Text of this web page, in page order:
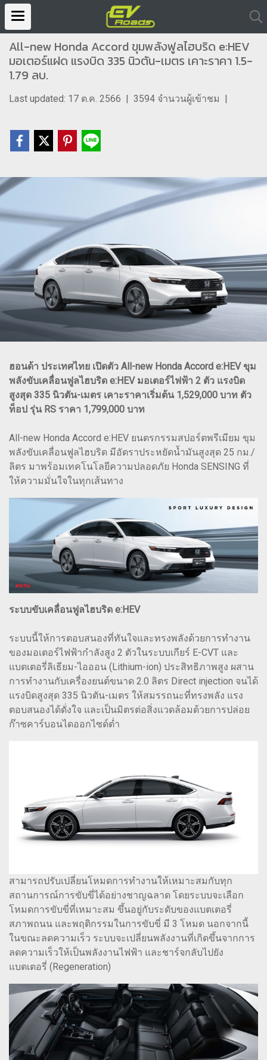
All-new Honda Accord ขุมพลังฟูลไฮบริด e:HEV
มอเตอร์แฝด แรงบิด 335 นิวตัน-เมตร เคาะราคา 1.5-
1.79 ลบ.
Last updated: 17 ต.ค. 2566 | 3594 จำนวนผู้เข้าชม |
ฮอนด้า ประเทศไทย เปิดตัว All-new Honda Accord e:HEV ขุม
พลังขับเคลื่อนฟูลไฮบริด e:HEV มอเตอร์ไฟฟ้า 2 ตัว แรงบิด
สูงสุด 335 นิวตัน-เมตร เคาะราคาเริ่มต้น 1,529,000 บาท ตัว
ท็อป รุ่น RS ราคา 1,799,000 บาท
All-new Honda Accord e:HEV ยนตรกรรมสปอร์ตพรีเมียม ขุม
พลังขับเคลื่อนฟูลไฮบริด มีอัตราประหยัดน้ำมันสูงสุด 25 กม./
ลิตร มาพร้อมเทคโนโลยีความปลอดภัย Honda SENSING ที่
ให้ความมั่นใจในทุกเส้นทาง
ระบบขับเคลื่อนฟูลไฮบริด e:HEV
ระบบนี้ให้การตอบสนองที่ทันใจและทรงพลังด้วยการทำงาน
ของมอเตอร์ไฟฟ้ากำลังสูง 2 ตัวในระบบเกียร์ E-CVT และ
แบตเตอรี่ลิเธียม-ไอออน (Lithium-ion) ประสิทธิภาพสูง ผสาน
การทำงานกับเครื่องยนต์ขนาด 2.0 ลิตร Direct injection จนได้
แรงบิดสูงสุด 335 นิวตัน-เมตร ให้สมรรถนะที่ทรงพลัง แรง
ตอบสนองได้ดั่งใจ และเป็นมิตรต่อสิ่งแวดล้อมด้วยการปล่อย
ก๊าซคาร์บอนไดออกไซด์ต่ำ
สามารถปรับเปลี่ยนโหมดการทำงานให้เหมาะสมกับทุก
สถานการณ์การขับขี่ได้อย่างชาญฉลาด โดยระบบจะเลือก
โหมดการขับขี่ที่เหมาะสม ขึ้นอยู่กับระดับของแบตเตอรี่
สภาพถนน และพฤติกรรมในการขับขี่ มี 3 โหมด นอกจากนี้
ในขณะลดความเร็ว ระบบจะเปลี่ยนพลังงานที่เกิดขึ้นจากการ
ลดความเร็วให้เป็นพลังงานไฟฟ้า และชาร์จกลับไปยัง
แบตเตอรี่ (Regeneration)